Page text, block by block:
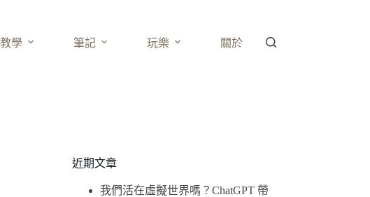
教學 筆記 玩樂 關於
近期文章
我們活在虛擬世界嗎？ChatGPT 帶